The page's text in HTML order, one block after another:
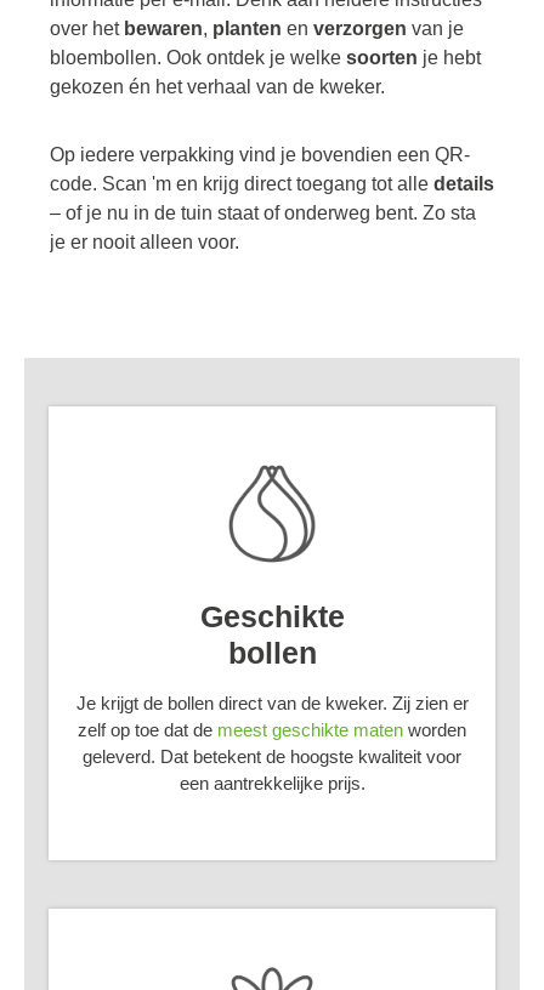
over het bewaren, planten en verzorgen van je
bloembollen. Ook ontdek je welke soorten je hebt
gekozen én het verhaal van de kweker.
Op iedere verpakking vind je bovendien een QR-
code. Scan 'm en krijg direct toegang tot alle details
– of je nu in de tuin staat of onderweg bent. Zo sta
je er nooit alleen voor.
Geschikte
bollen
Je krijgt de bollen direct van de kweker. Zij zien er
zelf op toe dat de meest geschikte maten worden
geleverd. Dat betekent de hoogste kwaliteit voor
een aantrekkelijke prijs.